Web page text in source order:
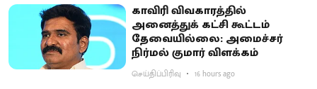
காவிரி விவகாரத்தில்
அனைத்துக் கட்சி கூட்டம்
தேவையில்லை: அமைச்சர்
நிர்மல் குமார் விளக்கம்
செய்திப்பிரிவு 16 hours ago